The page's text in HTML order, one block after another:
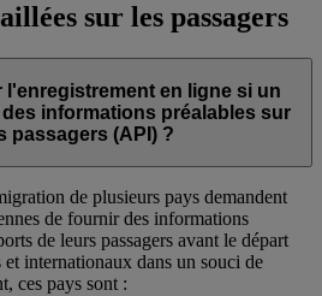
sur les passagers
l'enregistrement en ligne si un
informations préalables sur
passagers (API) ?
de plusieurs pays demandent
de fournir des informations
de leurs passagers avant le départ
et internationaux dans un souci de
ces pays sont :